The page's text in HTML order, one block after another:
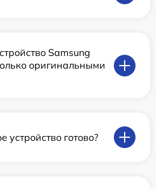
Samsung
оригинальными
устройство готово?